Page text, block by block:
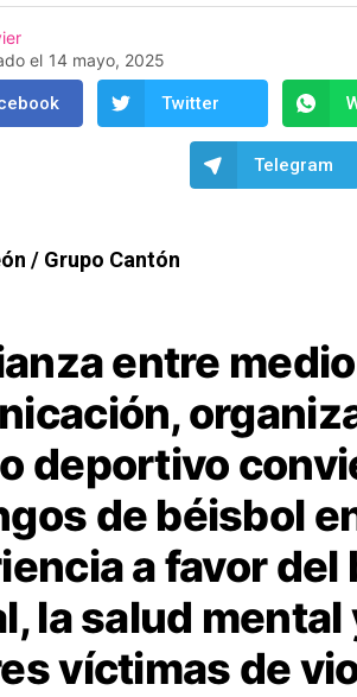
el 14 mayo, 2025
Twitter
Telegram
/ Grupo Cantón
entre
deportivo
de béisbol
a favor del
la salud mental
víctimas de